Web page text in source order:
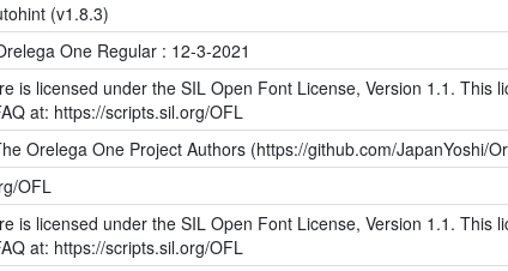
(v1.8.3)
One Regular : 12-3-2021
is licensed under the SIL Open Font License, Version 1.1. This
at: https://scripts.sil.org/OFL
Orelega One Project Authors (https://github.com/JapanYoshi/
OFL
is licensed under the SIL Open Font License, Version 1.1. This
at: https://scripts.sil.org/OFL